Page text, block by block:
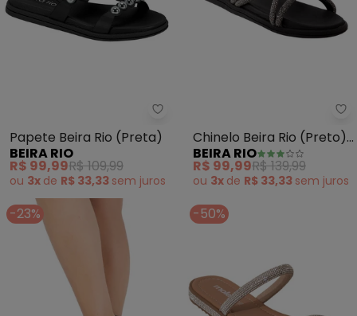
Beira Rio - Papete Beira Rio
Papete Beira Rio (Preta)
BEIRA RIO
R$ 99,99R$ 109,99
ou 3x de R$ 33,33 sem juros
Chinelo Beira Rio (Preto)
em Sintético
BEIRA RIO
R$ 99,99R$ 139,99
ou 3x de R$ 33,33 sem juros
-23% -50%